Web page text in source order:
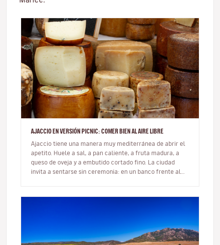
AJACCIO EN VERSIÓN PICNIC: COMER BIEN AL AIRE LIBRE
Ajaccio tiene una manera muy mediterránea de abrir el
apetito. Huele a sal, a pan caliente, a fruta madura, a
queso de oveja y a embutido cortado fino. La ciudad
invita a sentarse sin ceremonia: en un banco frente al